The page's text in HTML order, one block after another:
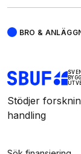
BRO &
Stödjer
handling